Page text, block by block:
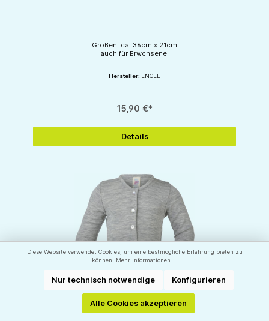
Größen: ca. 36cm x 21cm
auch für Erwchsene
Hersteller: ENGEL
15,90 €*
Details
Baby Cardigan - Strickjacke aus Wolle Seide
Diese Website verwendet Cookies, um eine bestmögliche Erfahrung bieten zu
können.
Mehr Informationen ...
Nur technisch notwendige Konfigurieren
Alle Cookies akzeptieren